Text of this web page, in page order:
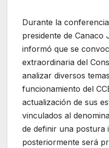
Durante la
presidente de Canaco
informó que se
extraordinaria del
analizar diversos
funcionamiento del
actualización de sus
vinculados al
de definir una postura
posteriormente será